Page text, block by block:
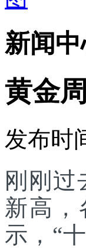
新闻
黄金
发布时
刚刚过
新高
示，“